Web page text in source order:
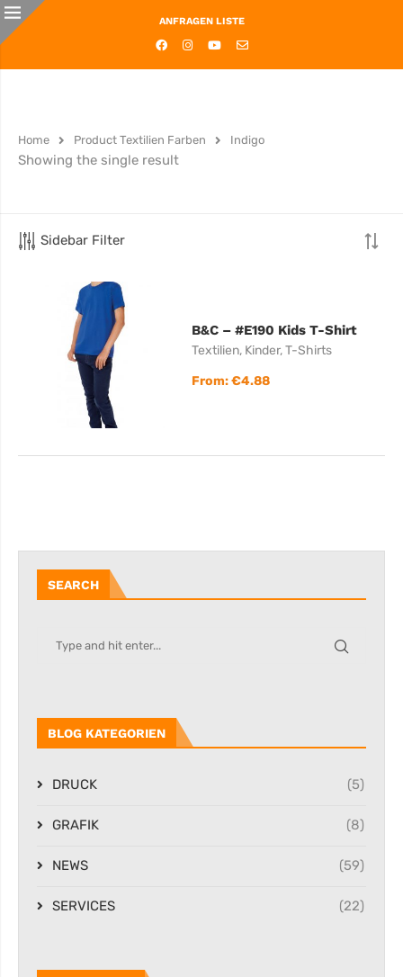
ANFRAGEN LISTE
Home Product Textilien Farben Indigo
Showing the single result
Sidebar Filter
B&C – #E190 Kids T-Shirt
Textilien, Kinder,T-Shirts
From:€4.88
SEARCH
BLOG KATEGORIEN
DRUCK (5)
GRAFIK (8)
NEWS (59)
SERVICES (22)